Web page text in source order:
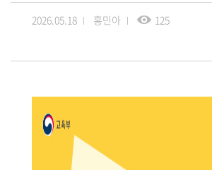
2026.05.18 홍민아 125